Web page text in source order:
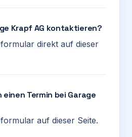
Krapf AG kontaktieren?
direkt auf dieser
Termin bei Garage
auf dieser Seite.